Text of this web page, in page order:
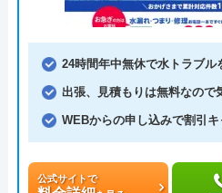
24時間年中無休で水トラブル
出張、見積もりは無料なので
WEBからの申し込みで割引キ
公式サイトで